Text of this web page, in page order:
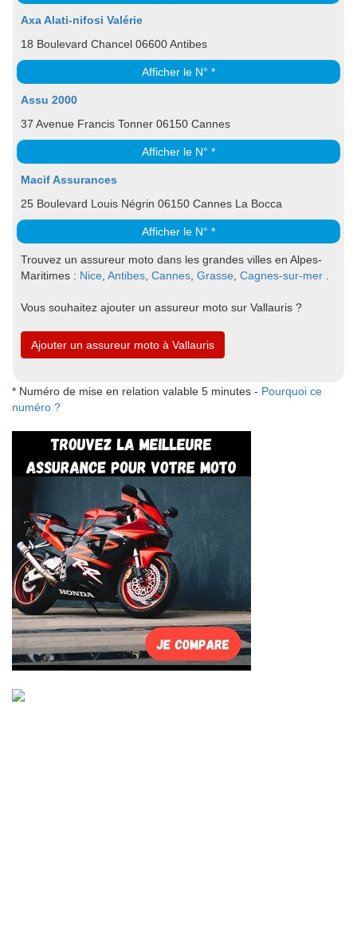
Axa Alati-nifosi Valérie
18 Boulevard Chancel 06600 Antibes
Afficher le N° *
Assu 2000
37 Avenue Francis Tonner 06150 Cannes
Afficher le N° *
Macif Assurances
25 Boulevard Louis Négrin 06150 Cannes La Bocca
Afficher le N° *
Trouvez un assureur moto dans les grandes villes en Alpes-
Maritimes : Nice Antibes Cannes Grasse Cagnes-sur-mer
Vous souhaitez ajouter un assureur moto sur Vallauris ?
Ajouter un assureur moto à Vallauris
* Numéro de mise en relation valable 5 minutes - Pourquoi ce
numéro ?